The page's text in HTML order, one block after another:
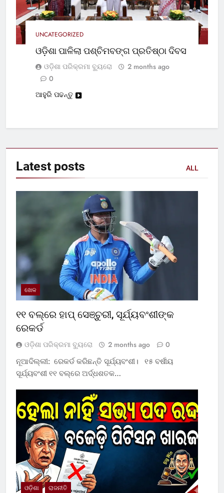
UNCATEGORIZED
ଓଡ଼ିଶା ପାଳିଲା ପଶ୍ଚିମବଙ୍ଗ ପ୍ରତିଷ୍ଠା ଦିବସ
ଓଡ଼ିଶା ପରିକ୍ରମା ବ୍ୟୁରୋ
2 months ago
0
ଆହୁରି ପଢନ୍ତୁ
Latest posts ALL
ଖେଳ
୧୧ ବଲ୍‌ରେ ହାପ୍ ସେଞ୍ଚୁରୀ, ସୂର୍ଯ୍ୟବଂଶୀଙ୍କ
ରେକର୍ଡ
ଓଡ଼ିଶା ପରିକ୍ରମା ବ୍ୟୁରୋ 2 months ago 0
ନୂଆଦିଲ୍ଲୀ: ରେକର୍ଡ କରିଛନ୍ତି ସୂର୍ଯ୍ୟବଂଶୀ। ୧୫ ବର୍ଷୀୟ
ସୂର୍ଯ୍ୟବଂଶୀ ୧୧ ବଲ୍‌ରେ ଅର୍ଦ୍ଧଶତକ…
ଓଡ଼ିଶା ରାଜନୀତି